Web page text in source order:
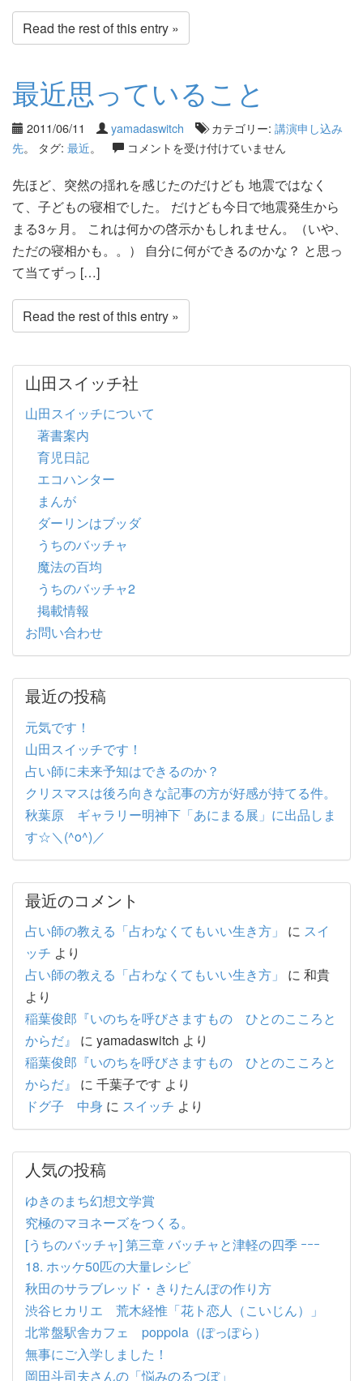
Read the rest of this entry »
最近思っていること
2011/06/11 yamadaswitch カテゴリー: 講演申し込み
先。 タグ: 最近。 コメントを受け付けていません
先ほど、突然の揺れを感じたのだけども 地震ではなく
て、子どもの寝相でした。 だけども今日で地震発生から
まる3ヶ月。 これは何かの啓示かもしれません。（いや、
ただの寝相かも。。） 自分に何ができるのかな？ と思っ
て当てずっ […]
Read the rest of this entry »
山田スイッチ社
山田スイッチについて
著書案内
育児日記
エコハンター
まんが
ダーリンはブッダ
うちのバッチャ
魔法の百均
うちのバッチャ2
掲載情報
お問い合わせ
最近の投稿
元気です！
山田スイッチです！
占い師に未来予知はできるのか？
クリスマスは後ろ向きな記事の方が好感が持てる件。
秋葉原 ギャラリー明神下「あにまる展」に出品しま
す☆＼(^o^)／
最近のコメント
占い師の教える「占わなくてもいい生き方」 に スイ
ッチ より
占い師の教える「占わなくてもいい生き方」
に 和貴
より
稲葉俊郎『いのちを呼びさますもの ひとのこころと
からだ』
に yamadaswitch より
稲葉俊郎『いのちを呼びさますもの ひとのこころと
からだ』
に 千葉子です より
ドグ子 中身 に スイッチ より
人気の投稿
ゆきのまち幻想文学賞
究極のマヨネーズをつくる。
[うちのバッチャ] 第三章 バッチャと津軽の四季 ｰｰｰ
18. ホッケ50匹の大量レシピ
秋田のサラブレッド・きりたんぽの作り方
渋谷ヒカリエ 荒木経惟「花ト恋人（こいじん）」
北常盤駅舎カフェ poppola（ぽっぽら）
無事にご入学しました！
岡田斗司夫さんの「悩みのるつぼ」